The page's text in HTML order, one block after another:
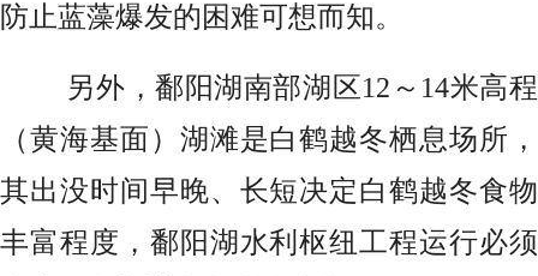
防止蓝藻爆发的困难可想而知。
另外，鄱阳湖南部湖区12～14米高程
（黄海基面）湖滩是白鹤越冬栖息场所，
其出没时间早晚、长短决定白鹤越冬食物
丰富程度，鄱阳湖水利枢纽工程运行必须